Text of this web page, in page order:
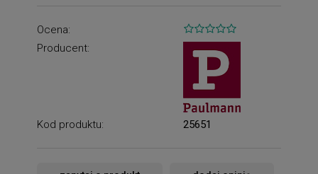
Ocena:
Producent:
Kod produktu: 25651